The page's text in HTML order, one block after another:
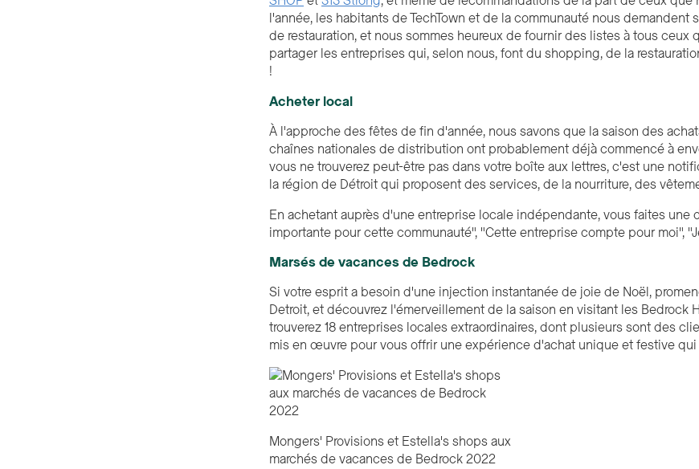
l'année, les habitants de TechTown et de la communauté nous
de restauration, et nous sommes heureux de fournir des listes à tous
partager les entreprises qui, selon nous, font du shopping, de la
!
Acheter local
À l'approche des fêtes de fin d'année, nous savons que la saison des
chaînes nationales de distribution ont probablement déjà commencé à
vous ne trouverez peut-être pas dans votre boîte aux lettres, c'est une
la région de Détroit qui proposent des services, de la nourriture, des
En achetant auprès d'une entreprise locale indépendante, vous faites
importante pour cette communauté", "Cette entreprise compte pour moi",
Marsés de vacances de Bedrock
Si votre esprit a besoin d'une injection instantanée de joie de Noël,
Detroit, et découvrez l'émerveillement de la saison en visitant les Bedrock
trouverez 18 entreprises locales extraordinaires, dont plusieurs sont des
mis en œuvre pour vous offrir une expérience d'achat unique et festive qui
Mongers' Provisions et Estella's shops aux
marchés de vacances de Bedrock 2022